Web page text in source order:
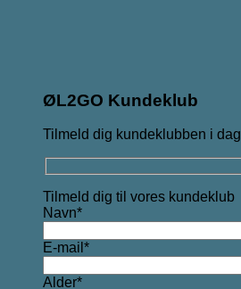
ØL2GO Kundeklub
Tilmeld dig kundeklubben i dag
Tilmeld dig til vores kundeklub
Navn*
E-mail*
Alder*